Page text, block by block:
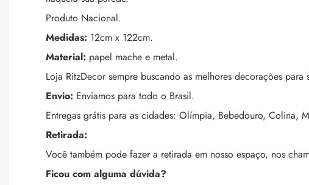
Produto Nacional.
Medidas: 12cm x 122cm.
Material: papel mache e metal.
Loja RitzDecor sempre buscando as melhores decorações para
Envio: Enviamos para todo o Brasil.
Entregas grátis para as cidades: Olímpia, Bebedouro, Colina,
Retirada:
Você também pode fazer a retirada em nosso espaço, nos
Ficou com alguma dúvida?